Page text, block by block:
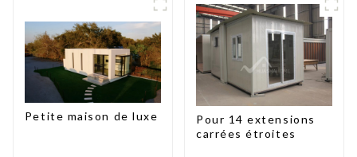
Petite maison de luxe
Pour 14 extensions
carrées étroites